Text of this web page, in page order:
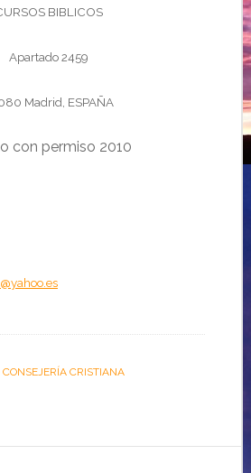
BIBLICOS
Apartado 2459
Madrid, ESPAÑA
con permiso 2010
CONSEJERÍA CRISTIANA